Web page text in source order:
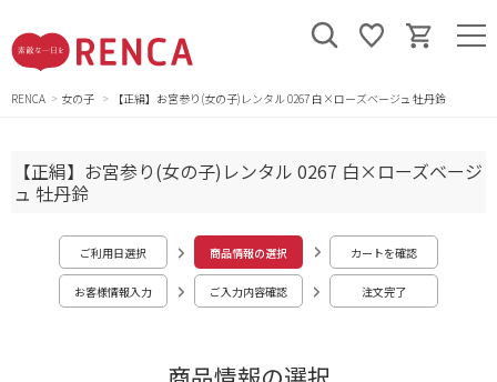
RENCA 女の子 【正絹】お宮参り(女の子)レンタル 0267 白×ローズベージュ 牡丹鈴
【正絹】お宮参り(女の子)レンタル 0267 白×ローズベージ
ュ 牡丹鈴
ご利用日選択 商品情報の選択 カートを確認
お客様情報入力 ご入力内容確認 注文完了